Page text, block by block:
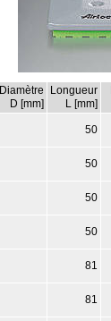
Diamètre
D [mm]
Longueur
L [mm]
50
50
50
50
81
81